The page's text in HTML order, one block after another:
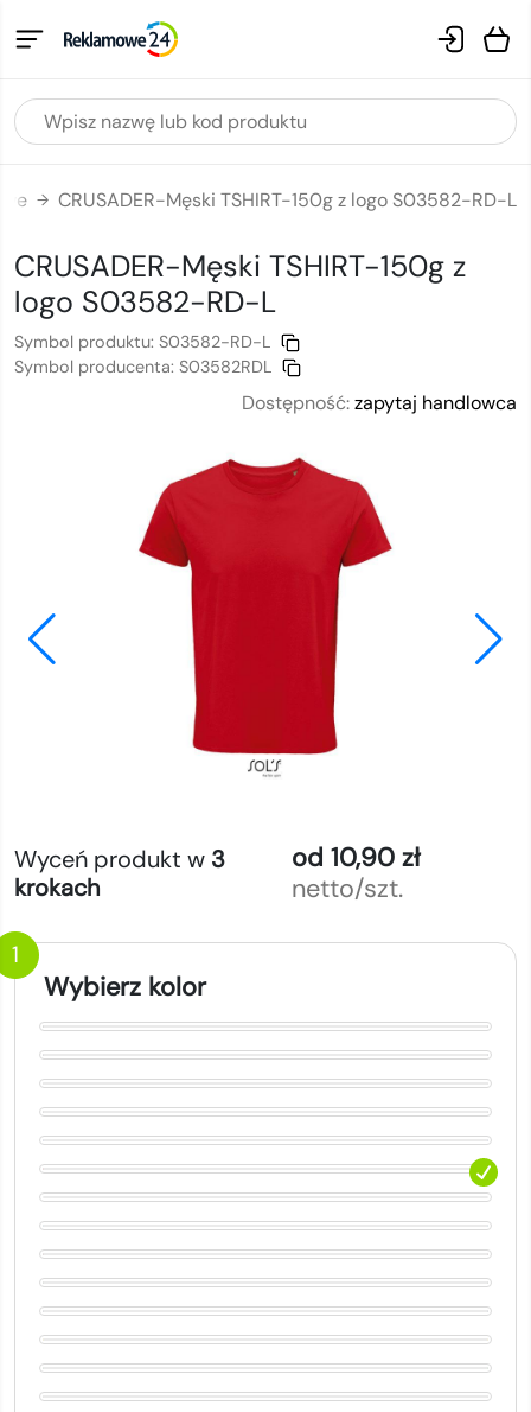
→ CRUSADER-Męski TSHIRT-150g z logo S03582-RD-L
CRUSADER-Męski TSHIRT-150g z
logo S03582-RD-L
Symbol produktu: S03582-RD-L
Symbol producenta: S03582RDL
Dostępność:zapytaj handlowca
Wyceń produkt w 3
krokach
od 10,90 zł
netto/szt.
1
Wybierz kolor